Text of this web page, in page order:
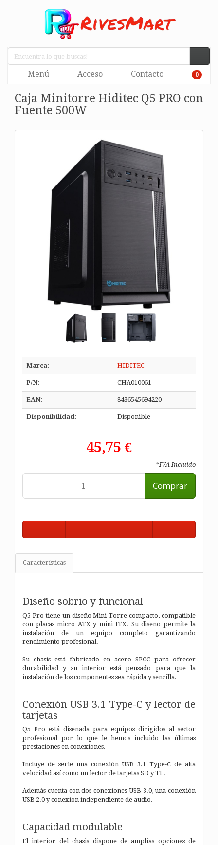
Menú Acceso Contacto 0
Caja Minitorre Hiditec Q5 PRO con
Fuente 500W
Marca: HIDITEC
P/N: CHA010061
EAN: 8436545694220
Disponibilidad: Disponible
45,75 €
*IVA Incluido
Comprar
Características
Diseño sobrio y funcional
Q5 Pro tiene un diseño Mini Torre compacto, compatible
con placas micro ATX y mini ITX. Su diseño permite la
instalación de un equipo completo garantizando
rendimiento profesional.
Su chasis está fabricado en acero SPCC para ofrecer
durabilidad y su interior está pensado para que la
instalación de los componentes sea rápida y sencilla.
Conexión USB 3.1 Type-C y lector de
tarjetas
Q5 Pro está diseñada para equipos dirigidos al sector
profesional por lo que le hemos incluido las últimas
prestaciones en conexiones.
Incluye de serie una conexión USB 3.1 Type-C de alta
velocidad así como un lector de tarjetas SD y TF.
Además cuenta con dos conexiones USB 3.0, una conexión
USB 2.0 y conexion independiente de audio.
Capacidad modulable
El interior del chasis dispone de amplias opciones de